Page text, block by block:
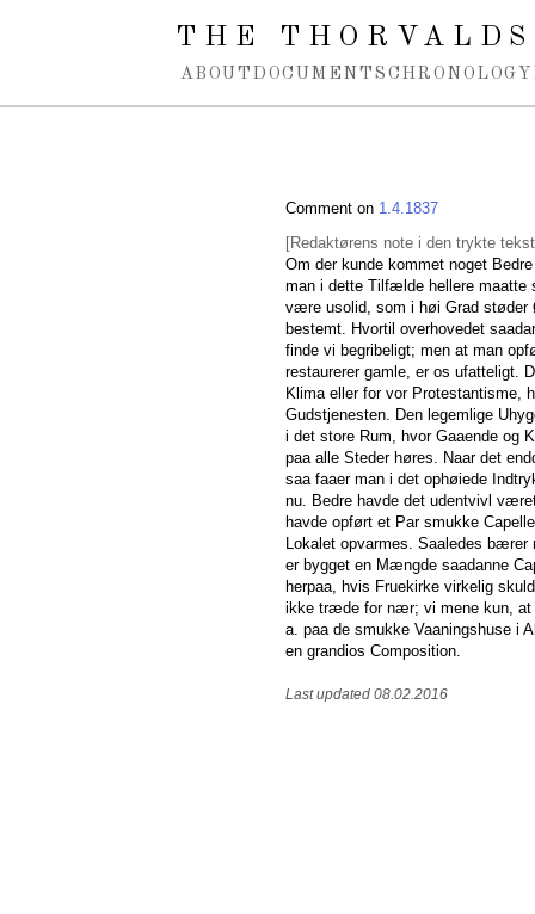
Spring navigation over
THE
ABOUT DOCUMENTS CHRONOLOGY
Comment on 1.4.1837
[Redaktørens note i den trykte
Om der kunde kommet noget
man i dette Tilfælde hellere maatte
være usolid, som i høi Grad støder
bestemt. Hvortil overhovedet
finde vi begribeligt; men at man
restaurerer gamle, er os ufatteligt.
Klima eller for vor Protestantisme,
Gudstjenesten. Den legemlige
i det store Rum, hvor Gaaende og
paa alle Steder høres. Naar det
saa faaer man i det ophøiede
nu. Bedre havde det udentvivl
havde opført et Par smukke
Lokalet opvarmes. Saaledes bærer
er bygget en Mængde saadanne
herpaa, hvis Fruekirke virkelig
ikke træde for nær; vi mene kun, at
a. paa de smukke Vaaningshuse i
en grandios Composition.
Last updated 08.02.2016